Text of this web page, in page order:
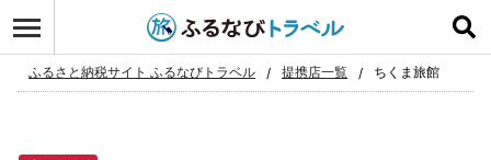
お気に入り
ふるさと納税サイト ふるなびトラベル 提携店一覧 ちくま旅館